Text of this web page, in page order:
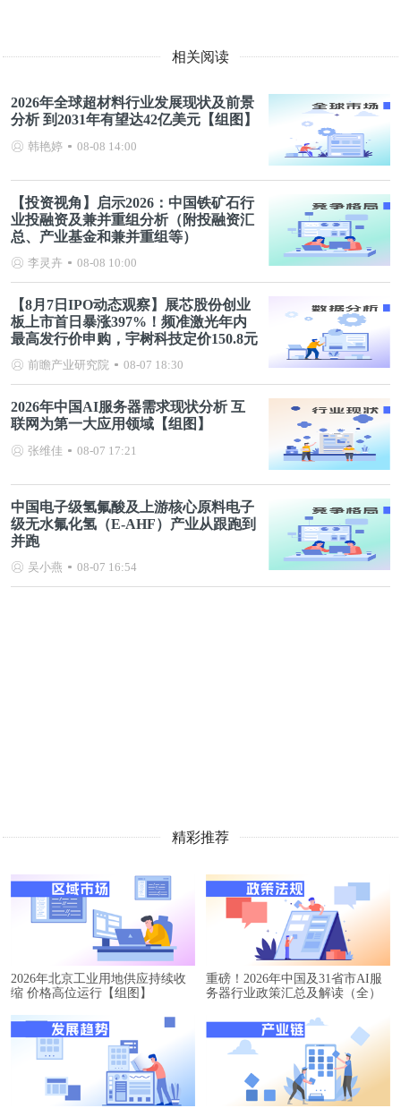
相关阅读
2026年全球超材料行业发展现状及前景
分析 到2031年有望达42亿美元【组图】
韩艳婷 08-08 14:00
【投资视角】启示2026：中国铁矿石行
业投融资及兼并重组分析（附投融资汇
总、产业基金和兼并重组等）
李灵卉 08-08 10:00
【8月7日IPO动态观察】展芯股份创业
板上市首日暴涨397%！频准激光年内
最高发行价申购，宇树科技定价150.8元
前瞻产业研究院 08-07 18:30
2026年中国AI服务器需求现状分析 互
联网为第一大应用领域【组图】
张维佳 08-07 17:21
中国电子级氢氟酸及上游核心原料电子
级无水氟化氢（E-AHF）产业从跟跑到
并跑
吴小燕 08-07 16:54
精彩推荐
2026年北京工业用地供应持续收
缩 价格高位运行【组图】
重磅！2026年中国及31省市AI服
务器行业政策汇总及解读（全）